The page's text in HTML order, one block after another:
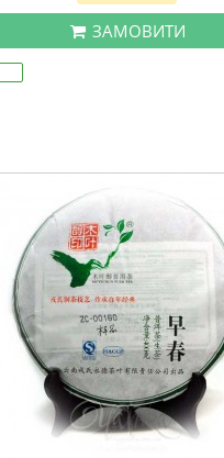
ЗАМОВИТИ